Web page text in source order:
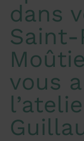
dans
vous